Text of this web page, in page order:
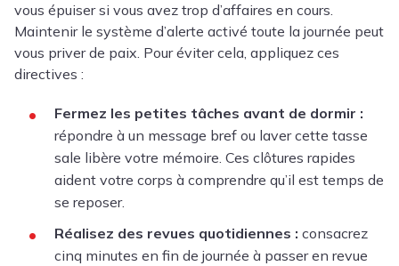
vous épuiser si vous avez trop d’affaires en cours.
Maintenir le système d’alerte activé toute la journée peut
vous priver de paix. Pour éviter cela, appliquez ces
directives :
Fermez les petites tâches avant de dormir :
répondre à un message bref ou laver cette tasse
sale libère votre mémoire. Ces clôtures rapides
aident votre corps à comprendre qu’il est temps de
se reposer.
Réalisez des revues quotidiennes : consacrez
cinq minutes en fin de journée à passer en revue